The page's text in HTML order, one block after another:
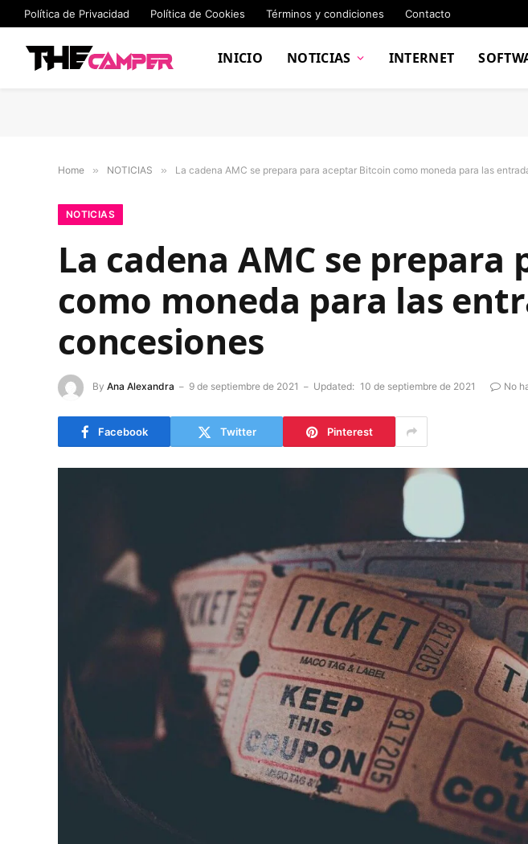
Política de Privacidad Política de Cookies Términos y condiciones Contacto
INICIO NOTICIAS INTERNET
Home » NOTICIAS » La cadena AMC se prepara para aceptar Bitcoin como moneda para las
NOTICIAS
La cadena AMC se
como moneda para las
concesiones
By Ana Alexandra 9 de septiembre de 2021 Updated: 10 de septiembre de 2021 No
Facebook Twitter Pinterest